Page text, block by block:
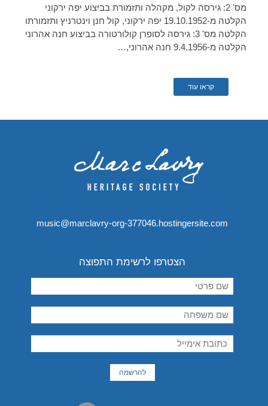
מס' 2: גירסה לקול, מקהלה ותזמורת בביצוע יפה ירקוני
הקלטה מ-19.10.1952 יפה ירקוני, קול חנן וינטרניץ ותזמורתו
הקלטה מס' 3: גירסה לסופרן קולורטורה בביצוע חנה אהרוני
הקלטה מ-9.4.1956 חנה אהרוני,…
קראו עוד
music@marclavry-org-377046.hostingersite.com
הצטרפו לרשימת התפוצה